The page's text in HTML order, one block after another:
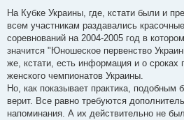
в
д
о
м
л
е
н
н
я
На Кубке Украины, где, кстати были и
всем участникам раздавались
соревнований на 2004-2005 год в
значится "Юношеское первенство
же, кстати, есть информация и о сроках
женского чемпионатов Украины.
Но, как показывает практика, подобным
верит. Все равно требуются
напоминания. А их действительно не